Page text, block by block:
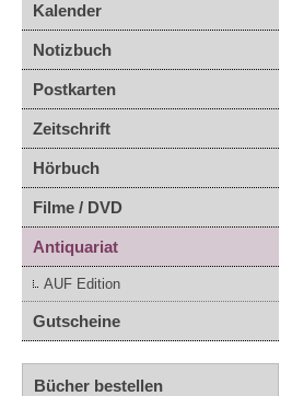
Kalender
Notizbuch
Postkarten
Zeitschrift
Hörbuch
Filme / DVD
Antiquariat
AUF Edition
Gutscheine
Bücher bestellen